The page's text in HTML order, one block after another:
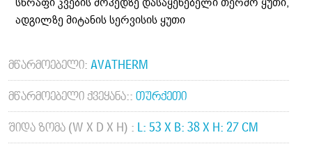
სწრაფი კვების მოპედზე დასაყენებელი თერმო ყუთი,
ადგილზე მიტანის სერვისის ყუთი
ᲛᲬᲐᲠᲛᲝᲔᲑᲔᲚᲘ: AVATHERM
ᲛᲬᲐᲠᲛᲝᲔᲑᲔᲚᲘ ᲥᲕᲔᲧᲐᲜᲐ:: ᲗᲣᲠᲥᲔᲗᲘ
ᲨᲘᲓᲐ ᲖᲝᲛᲐ (W X D X H) : L: 53 X B: 38 X H: 27 CM